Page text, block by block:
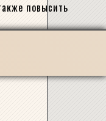
повысить